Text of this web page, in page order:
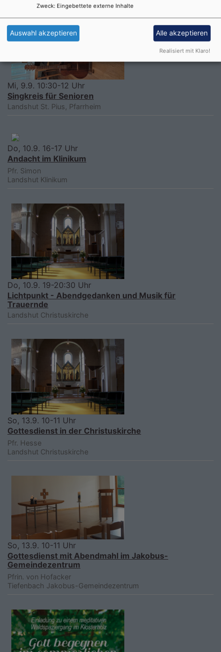
Mi, 9.9. 10:30-12 Uhr
Singkreis für Senioren
Landshut St. Pius, Pfarrheim
Do, 10.9. 16-17 Uhr
Andacht im Klinikum
Pfr. Simon
Landshut Klinikum
Do, 10.9. 19-20:30 Uhr
Lichtpunkt - Abendgedanken und Musik für
Trauernde
Landshut Christuskirche
So, 13.9. 10-11 Uhr
Gottesdienst in der Christuskirche
Pfr. Hesse
Landshut Christuskirche
So, 13.9. 10-11 Uhr
Gottesdienst mit Abendmahl im Jakobus-
Gemeindezentrum
Pfrin. von Hofacker
Tiefenbach Jakobus-Gemeindezentrum
Zweck: Eingebettete externe Inhalte
Auswahl akzeptieren Alle akzeptieren
Realisiert mit Klaro!